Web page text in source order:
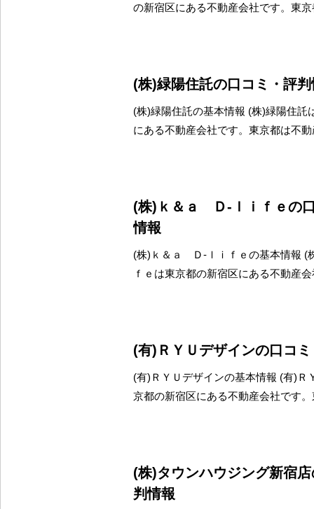
の新宿区にある不動産会社です。東
(株)緑陽住託の口コミ・評
(株)緑陽住託の基本情報 (株)緑陽住託
にある不動産会社です。東京都は不
(株)ｋ＆ａ Ｄ‐ｌｉｆｅの
情報
(株)ｋ＆ａ Ｄ‐ｌｉｆｅの基本情報 (
ｆｅは東京都の新宿区にある不動産
(有)ＲＹＵデザインの口コ
(有)ＲＹＵデザインの基本情報 (有)Ｒ
京都の新宿区にある不動産会社です
(株)タウンハウジング新宿
判情報